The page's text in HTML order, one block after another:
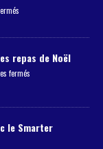
repas de Noël
fermés
le Smarter